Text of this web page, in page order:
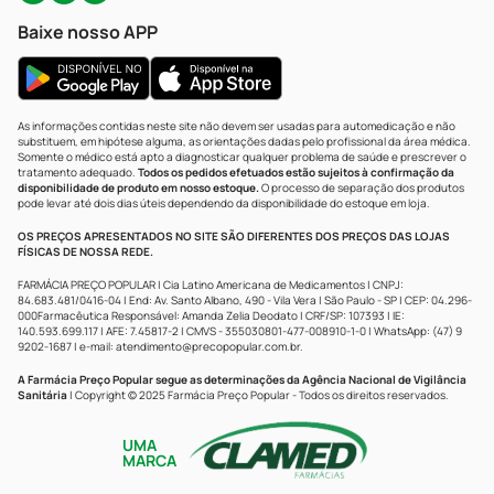
Baixe nosso APP
As informações contidas neste site não devem ser usadas para automedicação e não
substituem, em hipótese alguma, as orientações dadas pelo profissional da área médica.
Somente o médico está apto a diagnosticar qualquer problema de saúde e prescrever o
tratamento adequado. Todos os pedidos efetuados estão sujeitos à confirmação da
disponibilidade de produto em nosso estoque.O processo de separação dos produtos
pode levar até dois dias úteis dependendo da disponibilidade do estoque em loja.
OS PREÇOS APRESENTADOS NO SITE SÃO DIFERENTES DOS PREÇOS DAS LOJAS
FÍSICAS DE NOSSA REDE.
FARMÁCIA PREÇO POPULAR | Cia Latino Americana de Medicamentos | CNPJ:
84.683.481/0416-04 | End: Av. Santo Albano, 490 - Vila Vera | São Paulo - SP | CEP: 04.296-
000Farmacêutica Responsável: Amanda Zelia Deodato | CRF/SP: 107393 | IE:
140.593.699.117 | AFE: 7.45817-2 | CMVS - 355030801-477-008910-1-0 | WhatsApp: (47) 9
9202-1687 | e-mail: atendimento@precopopular.com.br.
A Farmácia Preço Popular segue as determinações da Agência Nacional de Vigilância
Sanitária | Copyright © 2025 Farmácia Preço Popular - Todos os direitos reservados.
UMA
MARCA